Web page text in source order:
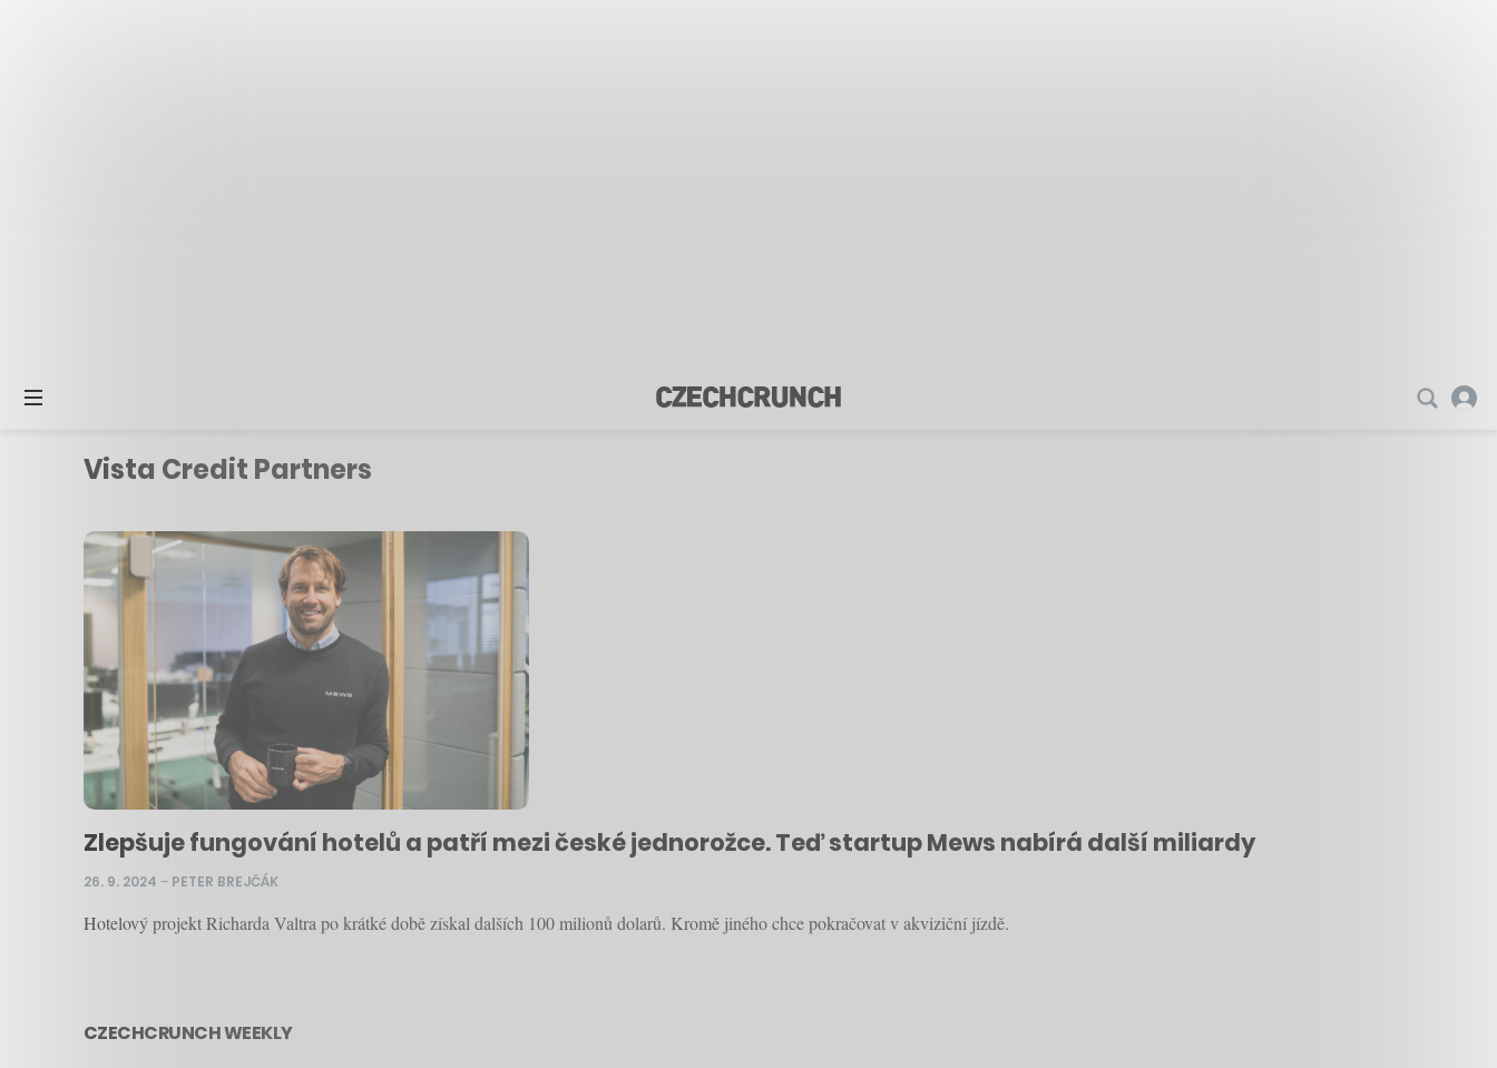
Vista Credit Partners
Zlepšuje fungování hotelů a patří mezi české jednorožce. Teď startup Mews nabírá další miliardy
26. 9. 2024 – PETER BREJČÁK
Hotelový projekt Richarda Valtra po krátké době získal dalších 100 milionů dolarů. Kromě jiného chce pokračovat v akviziční jízdě.
CZECHCRUNCH WEEKLY